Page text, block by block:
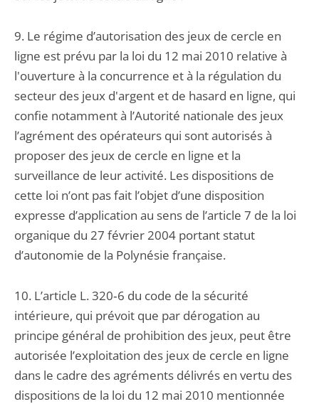
9. Le régime d’autorisation des jeux de cercle en
ligne est prévu par la loi du 12 mai 2010 relative à
l'ouverture à la concurrence et à la régulation du
secteur des jeux d'argent et de hasard en ligne, qui
confie notamment à l’Autorité nationale des jeux
l’agrément des opérateurs qui sont autorisés à
proposer des jeux de cercle en ligne et la
surveillance de leur activité. Les dispositions de
cette loi n’ont pas fait l’objet d’une disposition
expresse d’application au sens de l’article 7 de la loi
organique du 27 février 2004 portant statut
d’autonomie de la Polynésie française.
10. L’article L. 320‑6 du code de la sécurité
intérieure, qui prévoit que par dérogation au
principe général de prohibition des jeux, peut être
autorisée l’exploitation des jeux de cercle en ligne
dans le cadre des agréments délivrés en vertu des
dispositions de la loi du 12 mai 2010 mentionnée